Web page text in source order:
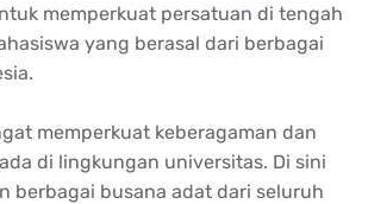
memperkuat persatuan di tengah
yang berasal dari berbagai
memperkuat keberagaman dan
di lingkungan universitas. Di sini
berbagai busana adat dari seluruh